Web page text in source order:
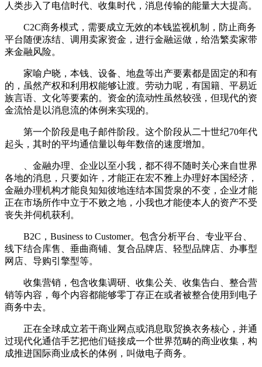
人类步入了电信时代、收集时代，消息传输的能量大大提高。
C2C商务模式，需要成立无效的本钱监视机制，防止商务
平台随便冻结、调用卖家资金，进行金融运做，给浩繁卖家带
来金融风险。
家喻户晓，本钱、设备、地盘等出产要素都是固定的和有
的，虽然产权和利用权能够让渡。劳动力呢，有国籍、平易近
族言语、文化等要素的。资金的流动性虽然较强，但现代的资
金流恰是以消息流的体例来实现的。
第一个阶段是电子邮件阶段。这个阶段从二十世纪70年代
起头，其时的平均通信量以每年数倍的速度增加。
、金融办理、企业以至小我，都不得不随时关心来自世界
各地的消息，只要如许，才能正在宏不雅上办理好本国经济，
金融办理机构才能良知知彼地连结本国货泉的不变，企业才能
正在市场所作中立于不败之地，小我也才能使本人的资产不受
丧失并伺机获利。
B2C，Business to Customer。包含分析平台、专业平台、
线下结合库售、垂曲商铺、复合品牌店、轻型品牌店、办事型
网店、导购引擎型等。
收集营销，包含收集调研、收集公关、收集告白、整合营
销等内容，每个内容都能够零丁存正在或者被整合使用到电子
商务中去。
正在全球成立若干商业网点或消息取贸换衣务核心，并通
过现代化通信手艺把他们链接成一个世界范畴的商业收集，构
成推进国际商业成长的体例，叫做电子商务。